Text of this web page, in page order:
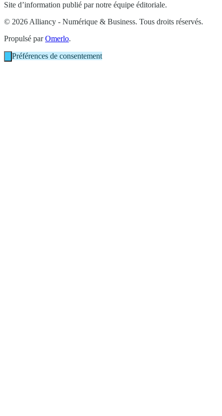
Site d’information publié par notre équipe éditoriale.
© 2026 Alliancy - Numérique & Business. Tous droits réservés.
Propulsé parOmerlo.
Préférences de consentement